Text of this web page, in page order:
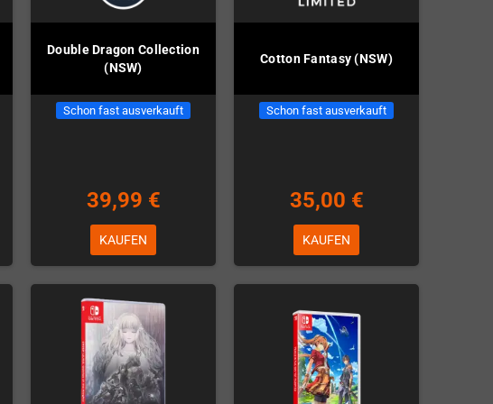
Double Dragon Collection
(NSW)
Schon fast ausverkauft
39,99 €
KAUFEN
Cotton Fantasy (NSW)
Schon fast ausverkauft
35,00 €
KAUFEN